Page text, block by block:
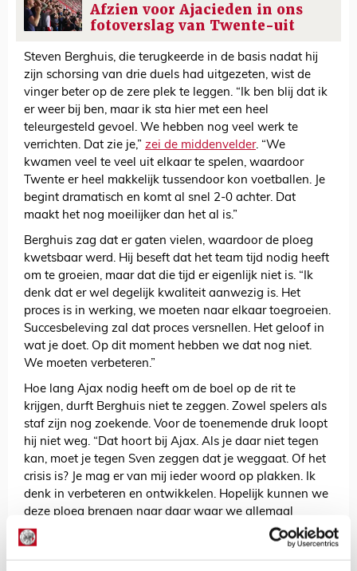
Afzien voor Ajacieden in ons
fotoverslag van Twente-uit
Steven Berghuis, die terugkeerde in de basis nadat hij
zijn schorsing van drie duels had uitgezeten, wist de
vinger beter op de zere plek te leggen. “Ik ben blij dat ik
er weer bij ben, maar ik sta hier met een heel
teleurgesteld gevoel. We hebben nog veel werk te
verrichten. Dat zie je,” zei de middenvelder. “We
kwamen veel te veel uit elkaar te spelen, waardoor
Twente er heel makkelijk tussendoor kon voetballen. Je
begint dramatisch en komt al snel 2-0 achter. Dat
maakt het nog moeilijker dan het al is.”
Berghuis zag dat er gaten vielen, waardoor de ploeg
kwetsbaar werd. Hij beseft dat het team tijd nodig heeft
om te groeien, maar dat die tijd er eigenlijk niet is. “Ik
denk dat er wel degelijk kwaliteit aanwezig is. Het
proces is in werking, we moeten naar elkaar toegroeien.
Succesbeleving zal dat proces versnellen. Het geloof in
wat je doet. Op dit moment hebben we dat nog niet.
We moeten verbeteren.”
Hoe lang Ajax nodig heeft om de boel op de rit te
krijgen, durft Berghuis niet te zeggen. Zowel spelers als
staf zijn nog zoekende. Voor de toenemende druk loopt
hij niet weg. “Dat hoort bij Ajax. Als je daar niet tegen
kan, moet je tegen Sven zeggen dat je weggaat. Of het
crisis is? Je mag er van mij ieder woord op plakken. Ik
denk in verbeteren en ontwikkelen. Hopelijk kunnen we
deze ploeg brengen naar daar waar we allemaal
willen.”
AANBEVOLEN